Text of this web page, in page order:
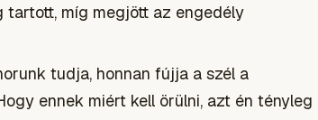
tartott, míg megjött az engedély
tudja, honnan fújja a szél a
ennek miért kell örülni, azt én tényleg